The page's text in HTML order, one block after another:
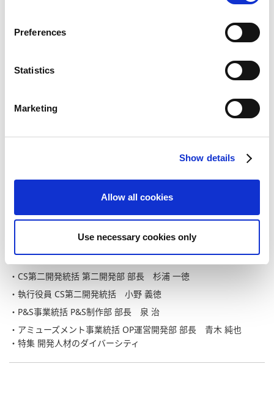
Preferences
Statistics
Marketing
Show details
Allow all cookies
Use necessary cookies only
別冊 最新開発レポート2014
: 4MB
取締役専務執行役員 コンシューマゲーム事業管掌
CS第三開発統括 第三開発部 プロジェクト企画室 ディレ
藤岡
CS第二開発統括 第二開発部 第二プロデュース室 室
長
樹
CS第二開発統括 第二開発部 部長
杉浦 一徳
執行役員 CS第二開発統括
小野 義徳
P&S事業統括 P&S制作部 部長
泉 治
アミューズメント事業統括 OP運営開発部 部長
青木 純也
特集 開発人材のダイバーシティ